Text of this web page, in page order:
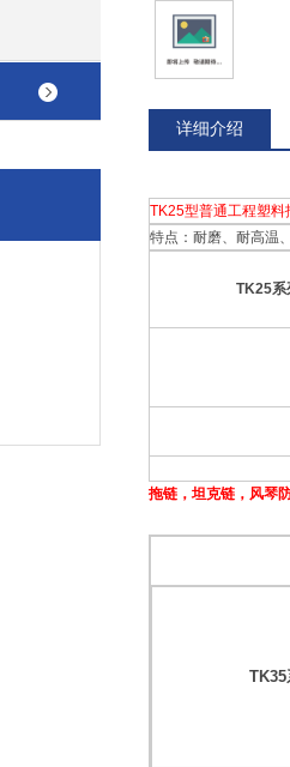
详细介绍
TK25型普通工程塑料
特点：耐磨、耐高温
TK25系
拖链 ，坦克链 ， 风琴
TK35